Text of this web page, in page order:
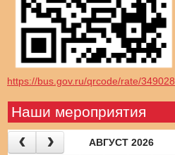
https://bus.gov.ru/qrcode/rate/349028
Наши мероприятия
АВГУСТ 2026